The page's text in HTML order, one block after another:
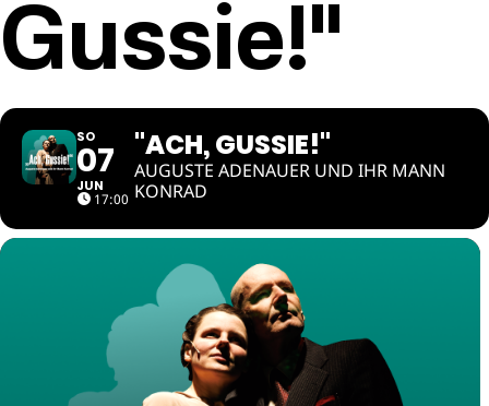
Gussie!"
SO
07
JUN
17:00
"ACH, GUSSIE!"
AUGUSTE ADENAUER UND IHR MANN
KONRAD